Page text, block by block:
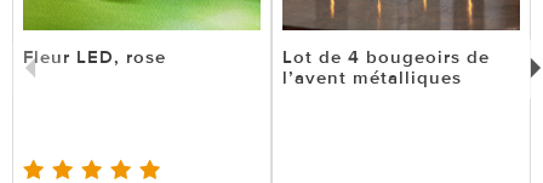
Fleur LED, rose
Lot de 4 bougeoirs de
l’avent métalliques